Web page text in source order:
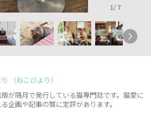
1 / 7
（ねこびより）
が隔月で発行している猫専門誌です。猫愛に
企画や記事の質に定評があります。